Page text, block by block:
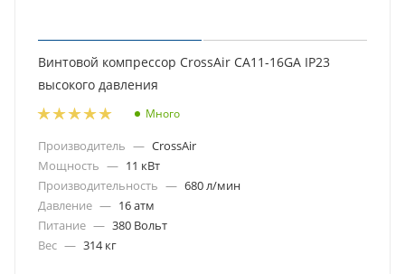
Винтовой компрессор CrossAir CA11-16GA IP23
высокого давления
Много
Производитель — CrossAir
Мощность — 11 кВт
Производительность — 680 л/мин
Давление — 16 атм
Питание — 380 Вольт
Вес — 314 кг